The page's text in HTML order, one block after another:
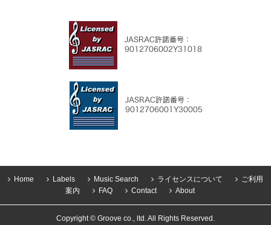
Home Labels Music Search ライセンスについて
ご利用
案内
FAQ Contact About
Copyright © Groove co., ltd. All Rights Reserved.